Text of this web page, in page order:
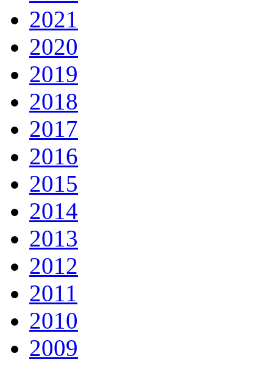
2021
2020
2019
2018
2017
2016
2015
2014
2013
2012
2011
2010
2009